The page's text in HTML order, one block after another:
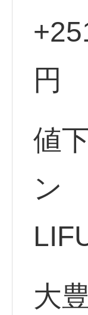
円
値
ン
大